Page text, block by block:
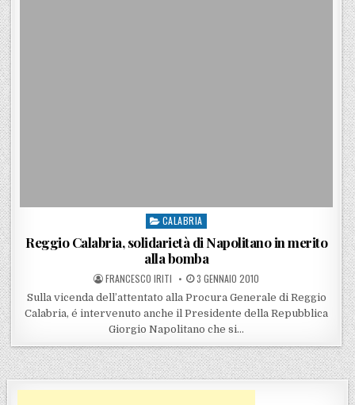
Posted in
CALABRIA
Reggio Calabria, solidarietà di Napolitano in merito
alla bomba
POSTED BY
FRANCESCO IRITI POSTED ON
3 GENNAIO 2010
Sulla vicenda dell’attentato alla Procura Generale di Reggio
Calabria, é intervenuto anche il Presidente della Repubblica
Giorgio Napolitano che si…